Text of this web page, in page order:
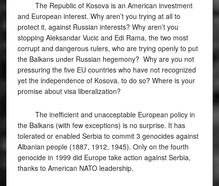
The Republic of Kosova is an American investment
and European interest. Why aren’t you trying at all to
protect it, against Russian interests? Why aren’t you
stopping Aleksandar Vucic and Edi Rama, the two most
corrupt and dangerous rulers, who are trying openly to put
the Balkans under Russian hegemony? Why are you not
pressuring the five EU countries who have not recognized
yet the independence of Kosova, to do so? Where is your
promise about visa liberalization?
The inefficient and unacceptable European policy in
the Balkans (with few exceptions) is no surprise. It has
tolerated or enabled Serbia to commit 3 genocides against
Albanian people (1887, 1912, 1945). Only on the fourth
genocide in 1999 did Europe take action against Serbia,
thanks to American NATO leadership.